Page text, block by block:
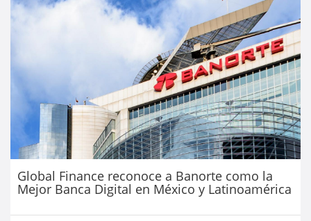
Global Finance reconoce a Banorte como la
Mejor Banca Digital en México y Latinoamérica